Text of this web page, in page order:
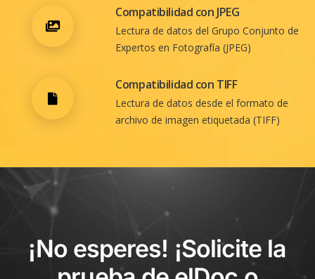
Compatibilidad con JPEG
Lectura de datos del Grupo Conjunto de
Expertos en Fotografía (JPEG)
Compatibilidad con TIFF
Lectura de datos desde el formato de
archivo de imagen etiquetada (TIFF)
¡No esperes! ¡Solicite la